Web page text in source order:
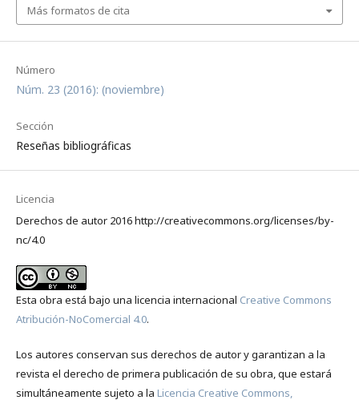
Número
Núm. 23 (2016): (noviembre)
Sección
Reseñas bibliográficas
Licencia
Derechos de autor 2016 http://creativecommons.org/licenses/by-
nc/4.0
Esta obra está bajo una licencia internacional Creative Commons
Atribución-NoComercial 4.0.
Los autores conservan sus derechos de autor y garantizan a la
revista el derecho de primera publicación de su obra, que estará
simultáneamente sujeto a la Licencia Creative Commons,
Más formatos de cita